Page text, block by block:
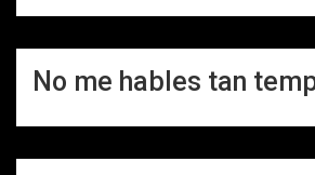
No me hables tan